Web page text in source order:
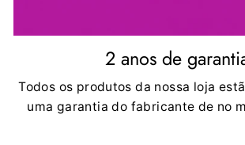
2 anos de
Todos os produtos da nossa loja
uma garantia do fabricante de no